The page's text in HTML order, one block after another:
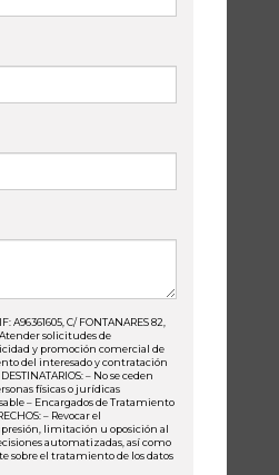
A96361605, C/ FONTANARES 82,
Atender solicitudes de
y promoción comercial de
del interesado y contratación
– No se ceden
físicas o jurídicas
– Encargados de Tratamiento
– Revocar el
limitación u oposición al
automatizadas, así como
sobre el tratamiento de los datos